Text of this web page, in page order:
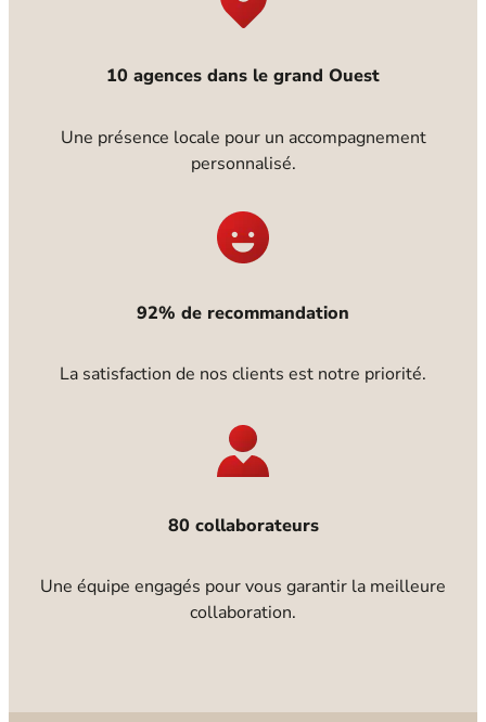
10 agences dans le grand Ouest
Une présence locale pour un accompagnement
personnalisé.
92% de recommandation
La satisfaction de nos clients est notre priorité.
80 collaborateurs
Une équipe engagés pour vous garantir la meilleure
collaboration.